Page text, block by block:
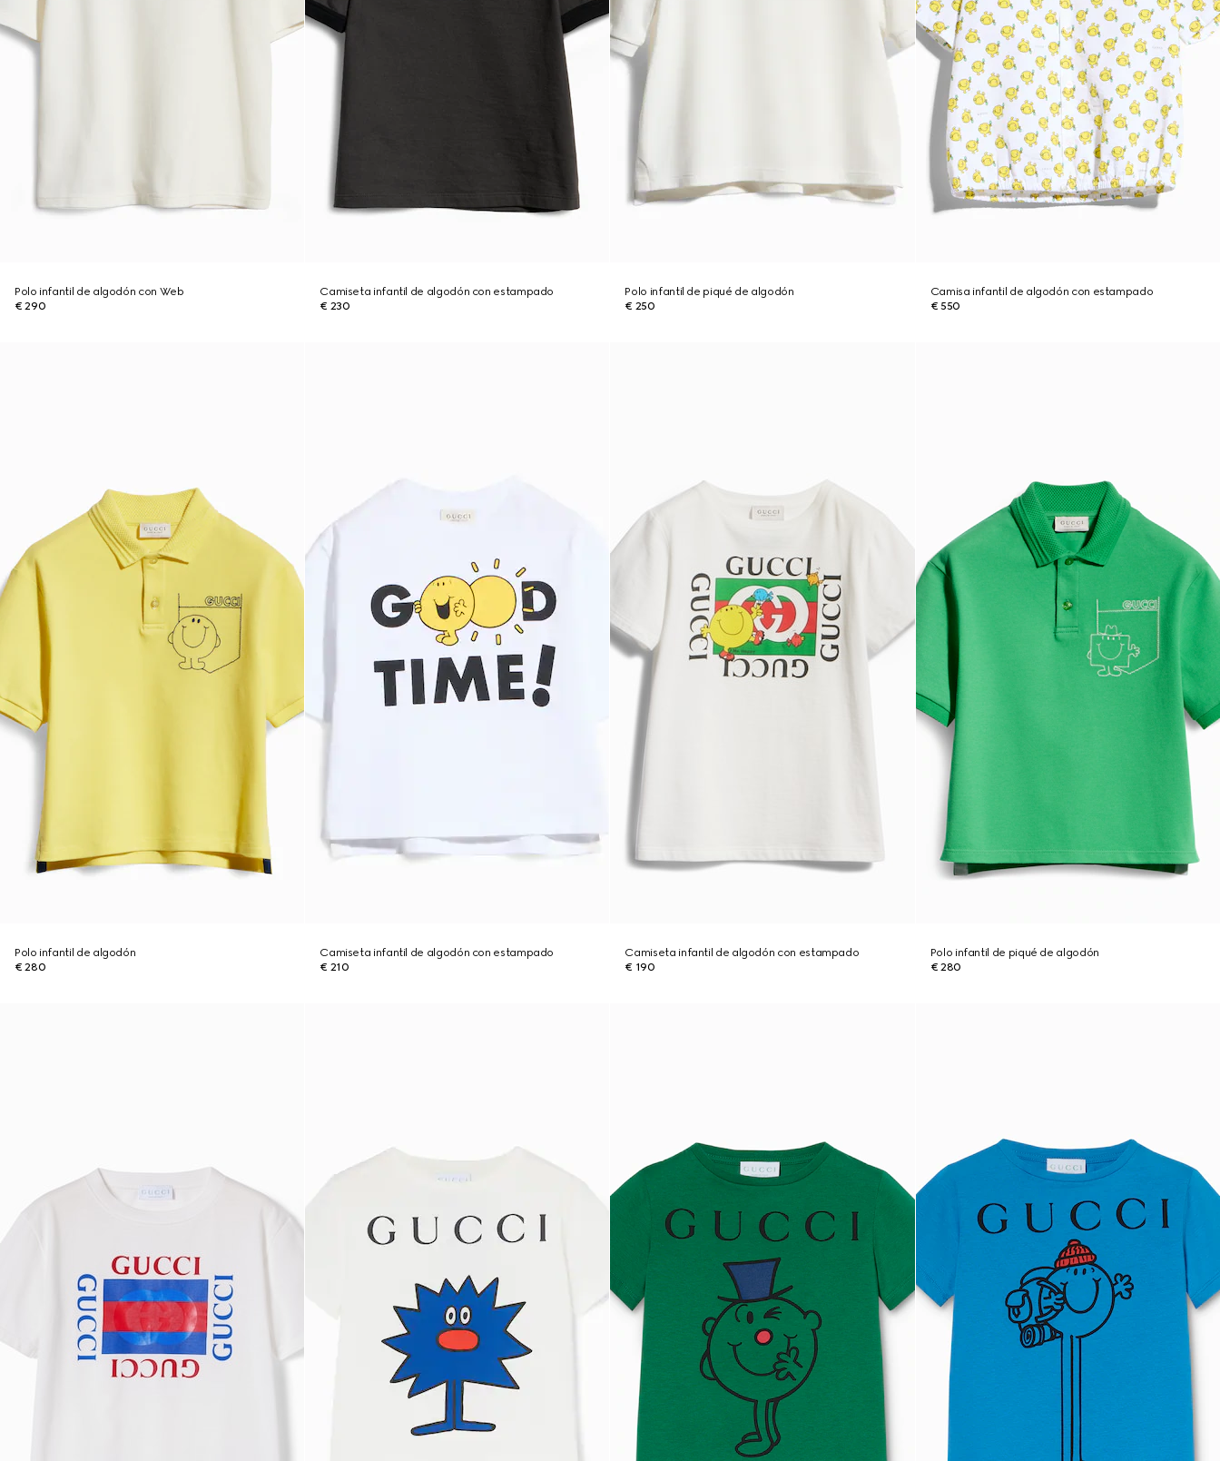
Polo infantil de algodón con Web
€ 290
Camiseta infantil de algodón con estampado
€ 230
Polo infantil de piqué de algodón
€ 250
Camisa infantil de algodón con estampado
€ 550
Polo infantil de algodón
€ 280
Camiseta infantil de algodón con estampado
€ 210
Camiseta infantil de algodón con estampado
€ 190
Polo infantil de piqué de algodón
€ 280